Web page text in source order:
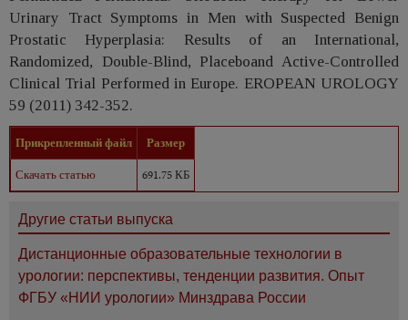
Urinary Tract Symptoms in Men with Suspected Benign
Prostatic Hyperplasia: Results of an International,
Randomized, Double-Blind, Placeboand Active-Controlled
Clinical Trial Performed in Europe. EROPEAN UROLOGY
59 (2011) 342-352.
Прикрепленный файл
Размер
Скачать статью
691.75 КБ
Другие статьи выпуска
Дистанционные образовательные технологии в
урологии: перспективы, тенденции развития. Опыт
ФГБУ «НИИ урологии» Минздрава России